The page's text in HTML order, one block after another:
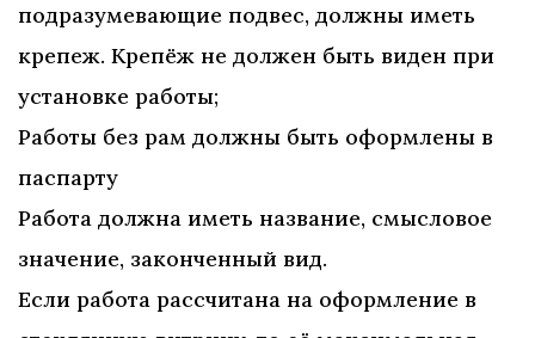
подразумевающие подвес, должны иметь
крепеж. Крепёж не должен быть виден при
установке работы;
Работы без рам должны быть оформлены в
паспарту
Работа должна иметь название, смысловое
значение, законченный вид.
Если работа рассчитана на оформление в